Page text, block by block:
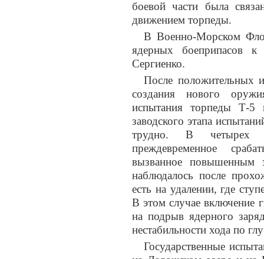
боевой части была
движением торпеды.
В Военно-Морском
ядерных боеприпасов
Сергиенко.
После положительных
создания нового
испытания торпеды Т-5
заводского этапа
трудно. В четырех
преждевременное
вызванное повышенным
наблюдалось после
есть на удалении, где
В этом случае включение
на подрыв ядерного
нестабильности хода по
Государственные